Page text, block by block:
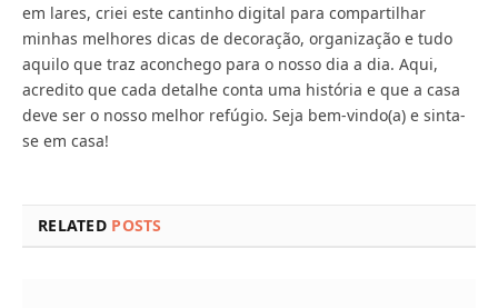
em lares, criei este cantinho digital para compartilhar
minhas melhores dicas de decoração, organização e tudo
aquilo que traz aconchego para o nosso dia a dia. Aqui,
acredito que cada detalhe conta uma história e que a casa
deve ser o nosso melhor refúgio. Seja bem-vindo(a) e sinta-
se em casa!
RELATED POSTS